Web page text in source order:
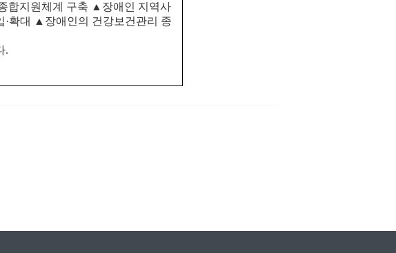
합지원체계 구축 ▲ 장애인 지역사
·확대 ▲ 장애인의 건강보건관리 종
.